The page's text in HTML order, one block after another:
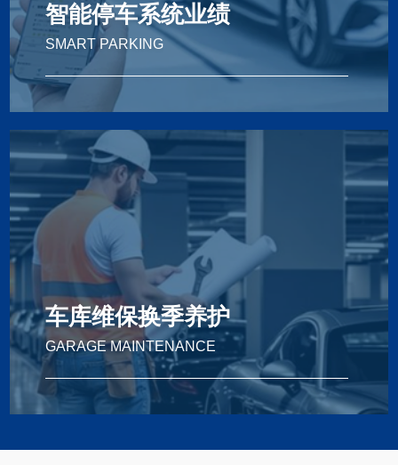
智能停车系统业绩
SMART PARKING
Smart Parking
智能停车系统业绩
车库维保换季养护
GARAGE MAINTENANCE